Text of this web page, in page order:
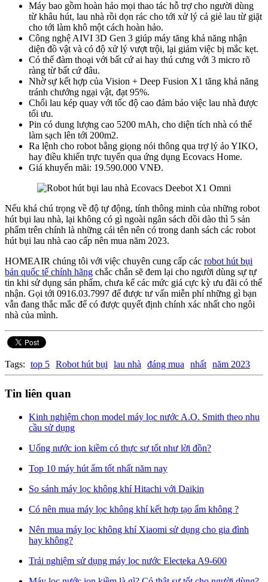
Máy bao gồm hoàn hảo mọi thao tác hỗ trợ cho người dùng
từ khâu hút, lau nhà rồi dọn rác cho tới xử lý cả giẻ lau từ giặt
cho tới làm khô một cách hoàn hảo.
Công nghệ AIVI 3D Gen 3 giúp máy tăng khả năng nhận
diện đồ vật và có độ xử lý vượt trội, lại giảm việc bị mắc kẹt.
Có thể đàm thoại với bất cứ ai hay thú cưng với 3 micro rõ
ràng từ bất cứ đâu.
Nhờ sự kết hợp của Vision + Deep Fusion X1 tăng khả năng
tránh chướng ngại vật, đạt 95%.
Chổi lau kép quay với tốc độ cao đảm bảo việc lau nhà được
tối ưu.
Pin có dung lượng cao 5200 mAh, cho diện tích nhà có thể
làm sạch lên tới 200m2.
Ra lệnh cho robot bằng giọng nói thông qua trợ lý ảo YIKO,
hay điều khiển trực tuyến qua ứng dụng Ecovacs Home.
Giá khuyến mãi: 19.590.000 VNĐ.
Nếu khá chú trọng về độ tự động, tính thông minh của những robot
hút bụi lau nhà, lại không có gì ngoài ngân sách dồi dào thì 5 sản
phẩm trên chính là những cái tên nên có trong danh sách các robot
hút bụi lau nhà cao cấp nên mua năm 2023.
HOMEAIR chúng tôi với việc chuyên cung cấp các robot hút bụi
bản quốc tế chính hãng chắc chắn sẽ đem lại cho người dùng sự tự
tin khi sử dụng sản phẩm, chưa kể các mức giá cực kỳ ưu đãi có thể
nhận. Gọi tới 0916.03.7997 để được tư vấn miễn phí những gì bạn
vẫn đang thắc mắc để có được quyết định chính xác nhất cho ngôi
nhà của mình.
Tags: top 5 Robot hút bụi lau nhà đáng mua nhất năm 2023
Tin liên quan
Kinh nghiệm chọn model máy lọc nước A.O. Smith theo nhu
cầu sử dụng
Uống nước ion kiềm có thực sự tốt như lời đồn?
Top 10 máy hút ẩm tốt nhất năm nay
So sánh máy lọc không khí Hitachi với Daikin
Có nên mua máy lọc không khí kết hợp tạo ẩm không ?
Nên mua máy lọc không khí Xiaomi sử dụng cho gia đình
hay không?
Trải nghiệm sử dụng máy lọc nước Electeka A9-600